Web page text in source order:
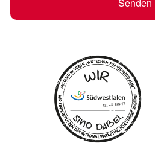
Senden